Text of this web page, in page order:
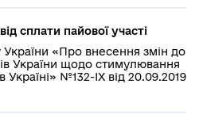
сплати пайової участі
України «Про внесення змін до
України щодо стимулювання
Україні» №132-IX від 20.09.2019